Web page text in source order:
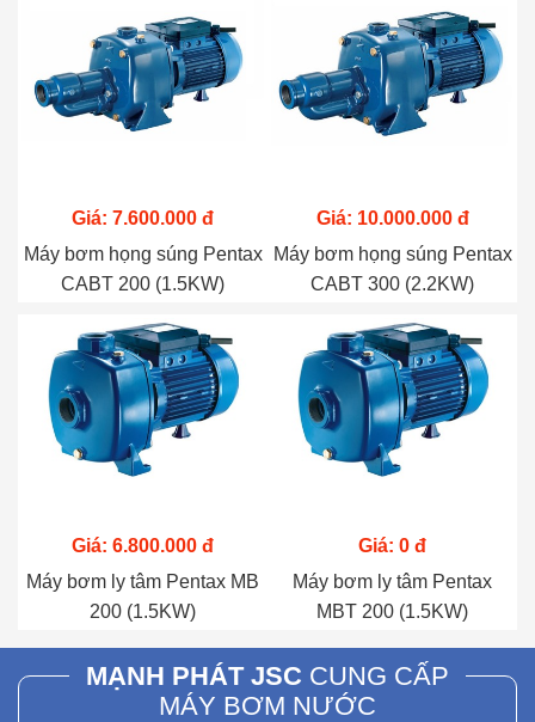
Giá: 7.600.000 đ
Máy bơm họng súng Pentax
CABT 200 (1.5KW)
Giá: 10.000.000 đ
Máy bơm họng súng Pentax
CABT 300 (2.2KW)
Giá: 6.800.000 đ
Máy bơm ly tâm Pentax MB
200 (1.5KW)
Giá: 0 đ
Máy bơm ly tâm Pentax
MBT 200 (1.5KW)
MẠNH PHÁT JSC CUNG CẤP
MÁY BƠM NƯỚC